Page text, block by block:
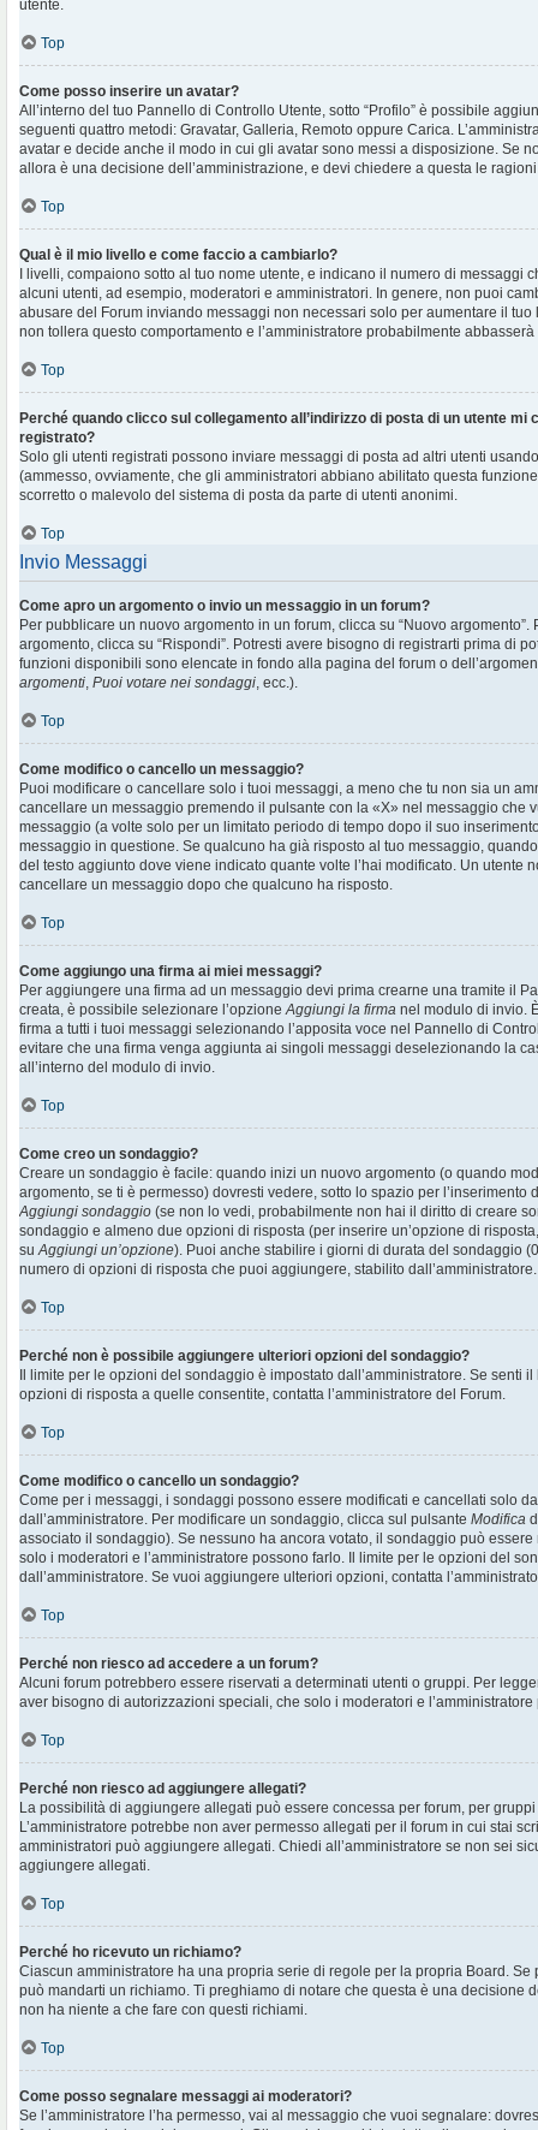
utente.
Top
Come posso inserire un avatar?
All’interno del tuo Pannello di Controllo Utente, sotto “Profilo” è possibile
seguenti quattro metodi: Gravatar, Galleria, Remoto oppure Carica.
avatar e decide anche il modo in cui gli avatar sono messi a disposizione. Se
allora è una decisione dell’amministrazione, e devi chiedere a questa le
Top
Qual è il mio livello e come faccio a cambiarlo?
I livelli, compaiono sotto al tuo nome utente, e indicano il numero di messaggi
alcuni utenti, ad esempio, moderatori e amministratori. In genere, non puoi
abusare del Forum inviando messaggi non necessari solo per aumentare il
non tollera questo comportamento e l’amministratore probabilmente
Top
Perché quando clicco sul collegamento all’indirizzo di posta di un utente mi
registrato?
Solo gli utenti registrati possono inviare messaggi di posta ad altri utenti
(ammesso, ovviamente, che gli amministratori abbiano abilitato questa
scorretto o malevolo del sistema di posta da parte di utenti anonimi.
Top
Invio Messaggi
Come apro un argomento o invio un messaggio in un forum?
Per pubblicare un nuovo argomento in un forum, clicca su “Nuovo
argomento, clicca su “Rispondi”. Potresti avere bisogno di registrarti prima di
funzioni disponibili sono elencate in fondo alla pagina del forum o
argomenti, Puoi votare nei sondaggi, ecc.).
Top
Come modifico o cancello un messaggio?
Puoi modificare o cancellare solo i tuoi messaggi, a meno che tu non sia un
cancellare un messaggio premendo il pulsante con la «X» nel messaggio che
messaggio (a volte solo per un limitato periodo di tempo dopo il suo
messaggio in questione. Se qualcuno ha già risposto al tuo messaggio,
del testo aggiunto dove viene indicato quante volte l’hai modificato. Un utente
cancellare un messaggio dopo che qualcuno ha risposto.
Top
Come aggiungo una firma ai miei messaggi?
Per aggiungere una firma ad un messaggio devi prima crearne una tramite il
creata, è possibile selezionare l’opzioneAggiungi la firma nel modulo di invio.
firma a tutti i tuoi messaggi selezionando l’apposita voce nel Pannello di
evitare che una firma venga aggiunta ai singoli messaggi deselezionando la
all’interno del modulo di invio.
Top
Come creo un sondaggio?
Creare un sondaggio è facile: quando inizi un nuovo argomento (o quando
argomento, se ti è permesso) dovresti vedere, sotto lo spazio per
Aggiungi sondaggio (se non lo vedi, probabilmente non hai il diritto di creare
sondaggio e almeno due opzioni di risposta (per inserire un’opzione di
suAggiungi un’opzione). Puoi anche stabilire i giorni di durata del sondaggio
numero di opzioni di risposta che puoi aggiungere, stabilito dall’amministratore.
Top
Perché non è possibile aggiungere ulteriori opzioni del sondaggio?
Il limite per le opzioni del sondaggio è impostato dall’amministratore. Se senti
opzioni di risposta a quelle consentite, contatta l’amministratore del Forum.
Top
Come modifico o cancello un sondaggio?
Come per i messaggi, i sondaggi possono essere modificati e cancellati solo
dall’amministratore. Per modificare un sondaggio, clicca sul pulsante Modifica
associato il sondaggio). Se nessuno ha ancora votato, il sondaggio può
solo i moderatori e l’amministratore possono farlo. Il limite per le opzioni del
dall’amministratore. Se vuoi aggiungere ulteriori opzioni, contatta
Top
Perché non riesco ad accedere a un forum?
Alcuni forum potrebbero essere riservati a determinati utenti o gruppi. Per
aver bisogno di autorizzazioni speciali, che solo i moderatori e
Top
Perché non riesco ad aggiungere allegati?
La possibilità di aggiungere allegati può essere concessa per forum, per
L’amministratore potrebbe non aver permesso allegati per il forum in cui stai
amministratori può aggiungere allegati. Chiedi all’amministratore se non sei
aggiungere allegati.
Top
Perché ho ricevuto un richiamo?
Ciascun amministratore ha una propria serie di regole per la propria Board.
può mandarti un richiamo. Ti preghiamo di notare che questa è una decisione
non ha niente a che fare con questi richiami.
Top
Come posso segnalare messaggi ai moderatori?
Se l’amministratore l’ha permesso, vai al messaggio che vuoi segnalare: